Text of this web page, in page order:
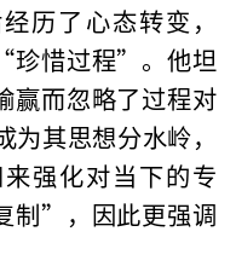
历了心态转变，
惜过程”。他坦
赢而忽略了过程对
其思想分水岭，
强化对当下的专
制”，因此更强调